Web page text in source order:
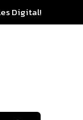
Digital!